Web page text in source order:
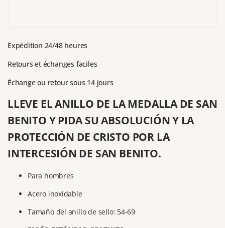
Expédition 24/48 heures
Retours et échanges faciles
Échange ou retour sous 14 jours
LLEVE EL ANILLO DE LA MEDALLA DE SAN
BENITO Y PIDA SU ABSOLUCIÓN Y LA
PROTECCIÓN DE CRISTO POR LA
INTERCESIÓN DE SAN BENITO.
Para hombres
Acero inoxidable
Tamaño del anillo de sello: 54-69